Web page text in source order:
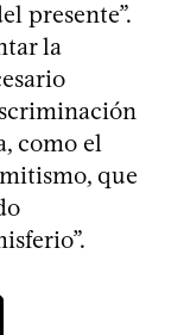
presente”.
la
como el
que